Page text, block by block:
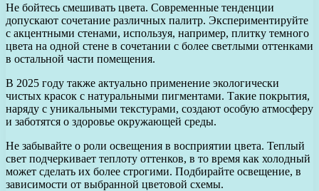
Не бойтесь смешивать цвета. Современные тенденции
допускают сочетание различных палитр. Экспериментируйте
с акцентными стенами, используя, например, плитку темного
цвета на одной стене в сочетании с более светлыми оттенками
в остальной части помещения.
В 2025 году также актуально применение экологически
чистых красок с натуральными пигментами. Такие покрытия,
наряду с уникальными текстурами, создают особую атмосферу
и заботятся о здоровье окружающей среды.
Не забывайте о роли освещения в восприятии цвета. Теплый
свет подчеркивает теплоту оттенков, в то время как холодный
может сделать их более строгими. Подбирайте освещение, в
зависимости от выбранной цветовой схемы.